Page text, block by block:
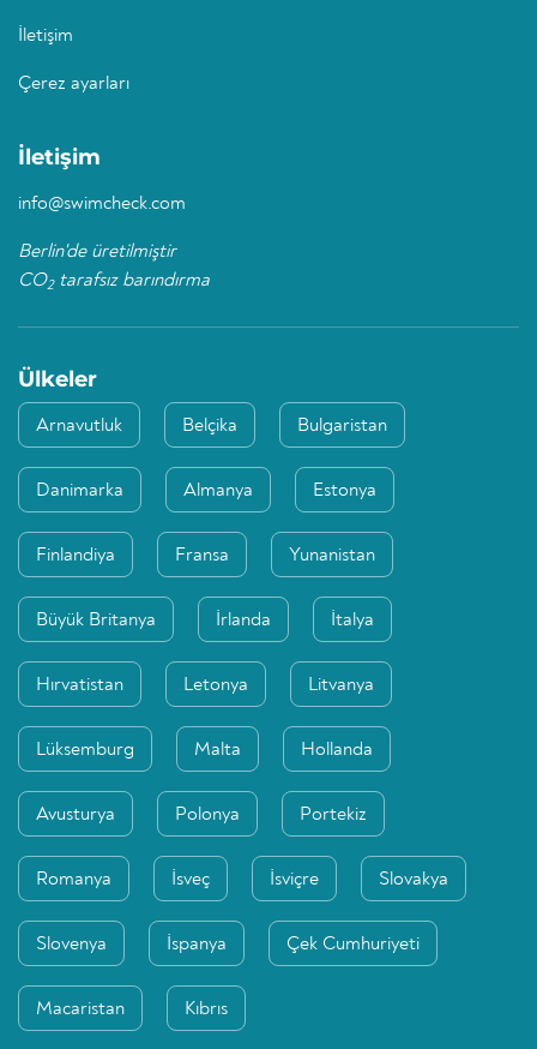
İletişim
Çerez ayarları
İletişim
info@swimcheck.com
Berlin'de üretilmiştir
CO2tarafsız barındırma
Ülkeler
Arnavutluk Belçika Bulgaristan
Danimarka Almanya Estonya
Finlandiya Fransa Yunanistan
Büyük Britanya İrlanda İtalya
Hırvatistan Letonya Litvanya
Lüksemburg Malta Hollanda
Avusturya Polonya Portekiz
Romanya İsveç İsviçre Slovakya
Slovenya İspanya Çek Cumhuriyeti
Macaristan Kıbrıs